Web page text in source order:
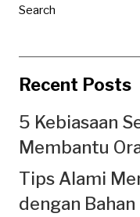
Search
Recent Posts
5 Kebiasaan
Membantu
Tips Alami
dengan